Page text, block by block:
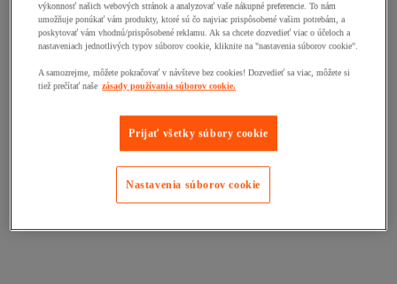
výkonnosť našich webových stránok a analyzovať vaše nákupné preferencie. To nám
umožňuje ponúkať vám produkty, ktoré sú čo najviac prispôsobené vašim potrebám, a
poskytovať vám vhodnú/prispôsobené reklamu. Ak sa chcete dozvedieť viac o účeloch a
nastaveniach jednotlivých typov súborov cookie, kliknite na "nastavenia súborov cookie".
A samozrejme, môžete pokračovať v návšteve bez cookies! Dozvedieť sa viac, môžete si
tiež prečítať naše zásady používania súborov cookie.
Prijať všetky súbory cookie
Nastavenia súborov cookie